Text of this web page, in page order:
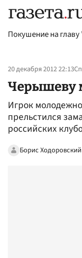
Покушение на
20 декабря 2012 22:13
Черышеву
Игрок
прельстился
российских
Борис Ходоровский